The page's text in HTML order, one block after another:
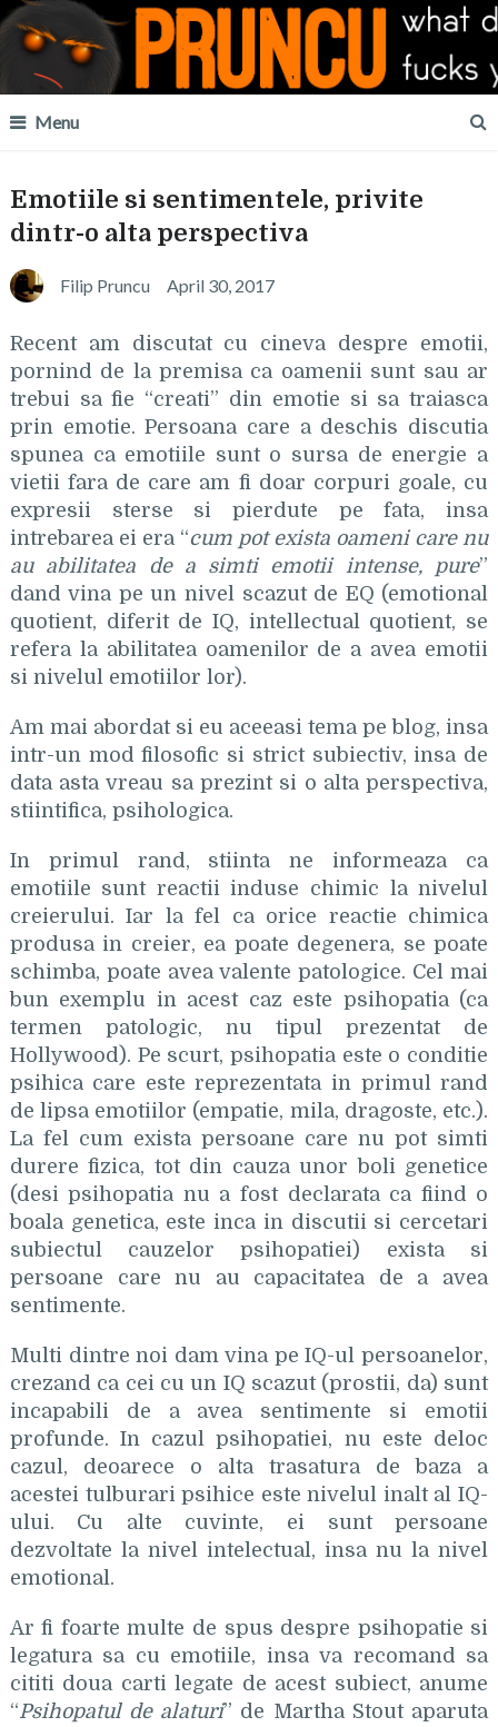
Menu
Emotiile si sentimentele, privite
dintr-o alta perspectiva
Filip Pruncu April 30, 2017
Recent am discutat cu cineva despre emotii,
pornind de la premisa ca oamenii sunt sau ar
trebui sa fie “creati” din emotie si sa traiasca
prin emotie. Persoana care a deschis discutia
spunea ca emotiile sunt o sursa de energie a
vietii fara de care am fi doar corpuri goale, cu
expresii sterse si pierdute pe fata, insa
intrebarea ei era “cum pot exista oameni care nu
au abilitatea de a simti emotii intense, pure”
dand vina pe un nivel scazut de EQ (emotional
quotient, diferit de IQ, intellectual quotient, se
refera la abilitatea oamenilor de a avea emotii
si nivelul emotiilor lor).
Am mai abordat si eu aceeasi tema pe blog, insa
intr-un mod filosofic si strict subiectiv, insa de
data asta vreau sa prezint si o alta perspectiva,
stiintifica, psihologica.
In primul rand, stiinta ne informeaza ca
emotiile sunt reactii induse chimic la nivelul
creierului. Iar la fel ca orice reactie chimica
produsa in creier, ea poate degenera, se poate
schimba, poate avea valente patologice. Cel mai
bun exemplu in acest caz este psihopatia (ca
termen patologic, nu tipul prezentat de
Hollywood). Pe scurt, psihopatia este o conditie
psihica care este reprezentata in primul rand
de lipsa emotiilor (empatie, mila, dragoste, etc.).
La fel cum exista persoane care nu pot simti
durere fizica, tot din cauza unor boli genetice
(desi psihopatia nu a fost declarata ca fiind o
boala genetica, este inca in discutii si cercetari
subiectul cauzelor psihopatiei) exista si
persoane care nu au capacitatea de a avea
sentimente.
Multi dintre noi dam vina pe IQ-ul persoanelor,
crezand ca cei cu un IQ scazut (prostii, da) sunt
incapabili de a avea sentimente si emotii
profunde. In cazul psihopatiei, nu este deloc
cazul, deoarece o alta trasatura de baza a
acestei tulburari psihice este nivelul inalt al IQ-
ului. Cu alte cuvinte, ei sunt persoane
dezvoltate la nivel intelectual, insa nu la nivel
emotional.
Ar fi foarte multe de spus despre psihopatie si
legatura sa cu emotiile, insa va recomand sa
cititi doua carti legate de acest subiect, anume
“Psihopatul de alaturi” de Martha Stout aparuta